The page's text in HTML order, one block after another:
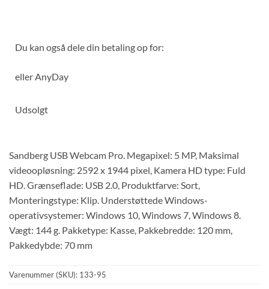
Du kan også dele din betaling op for:
ellerAnyDay
Udsolgt
Sandberg USB Webcam Pro. Megapixel: 5 MP, Maksimal
videoopløsning: 2592 x 1944 pixel, Kamera HD type: Fuld
HD. Grænseflade: USB 2.0, Produktfarve: Sort,
Monteringstype: Klip. Understøttede Windows-
operativsystemer: Windows 10, Windows 7, Windows 8.
Vægt: 144 g. Pakketype: Kasse, Pakkebredde: 120 mm,
Pakkedybde: 70 mm
Varenummer (SKU): 133-95